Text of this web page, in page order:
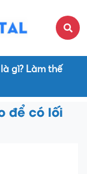
gì? Làm thế
để có lối